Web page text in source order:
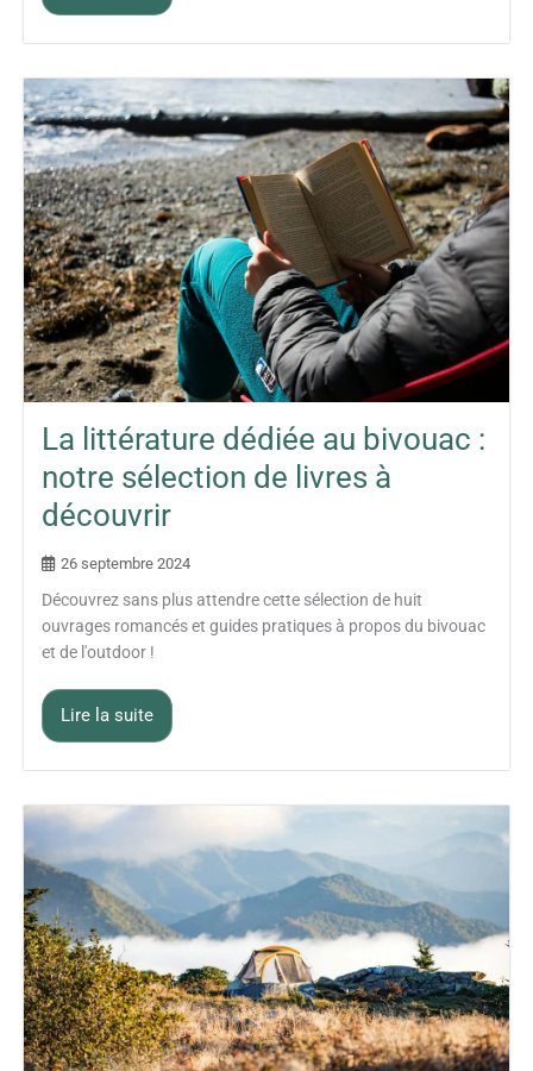
La littérature dédiée au bivouac :
notre sélection de livres à
découvrir
26 septembre 2024
Découvrez sans plus attendre cette sélection de huit
ouvrages romancés et guides pratiques à propos du bivouac
et de l'outdoor !
Lire la suite